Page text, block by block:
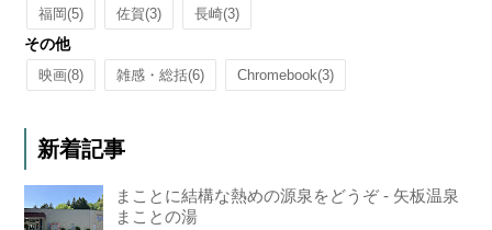
福岡(5) 佐賀(3) 長崎(3)
その他
映画(8) 雑感・総括(6) Chromebook(3)
新着記事
まことに結構な熱めの源泉をどうぞ - 矢板温泉
まことの湯